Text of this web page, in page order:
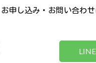
お申し込み・お問い合わ